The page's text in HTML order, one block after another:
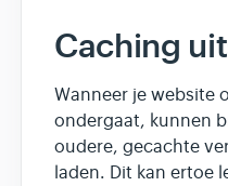
Caching
Wanneer je website
ondergaat, kunnen
oudere, gecachte
laden. Dit kan ertoe